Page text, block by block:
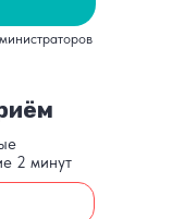
2 минут